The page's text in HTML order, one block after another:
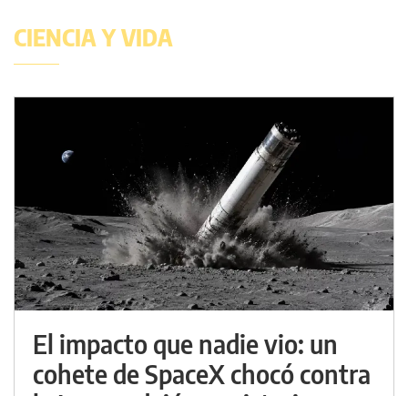
CIENCIA Y VIDA
El impacto que nadie vio: un
cohete de SpaceX chocó contra